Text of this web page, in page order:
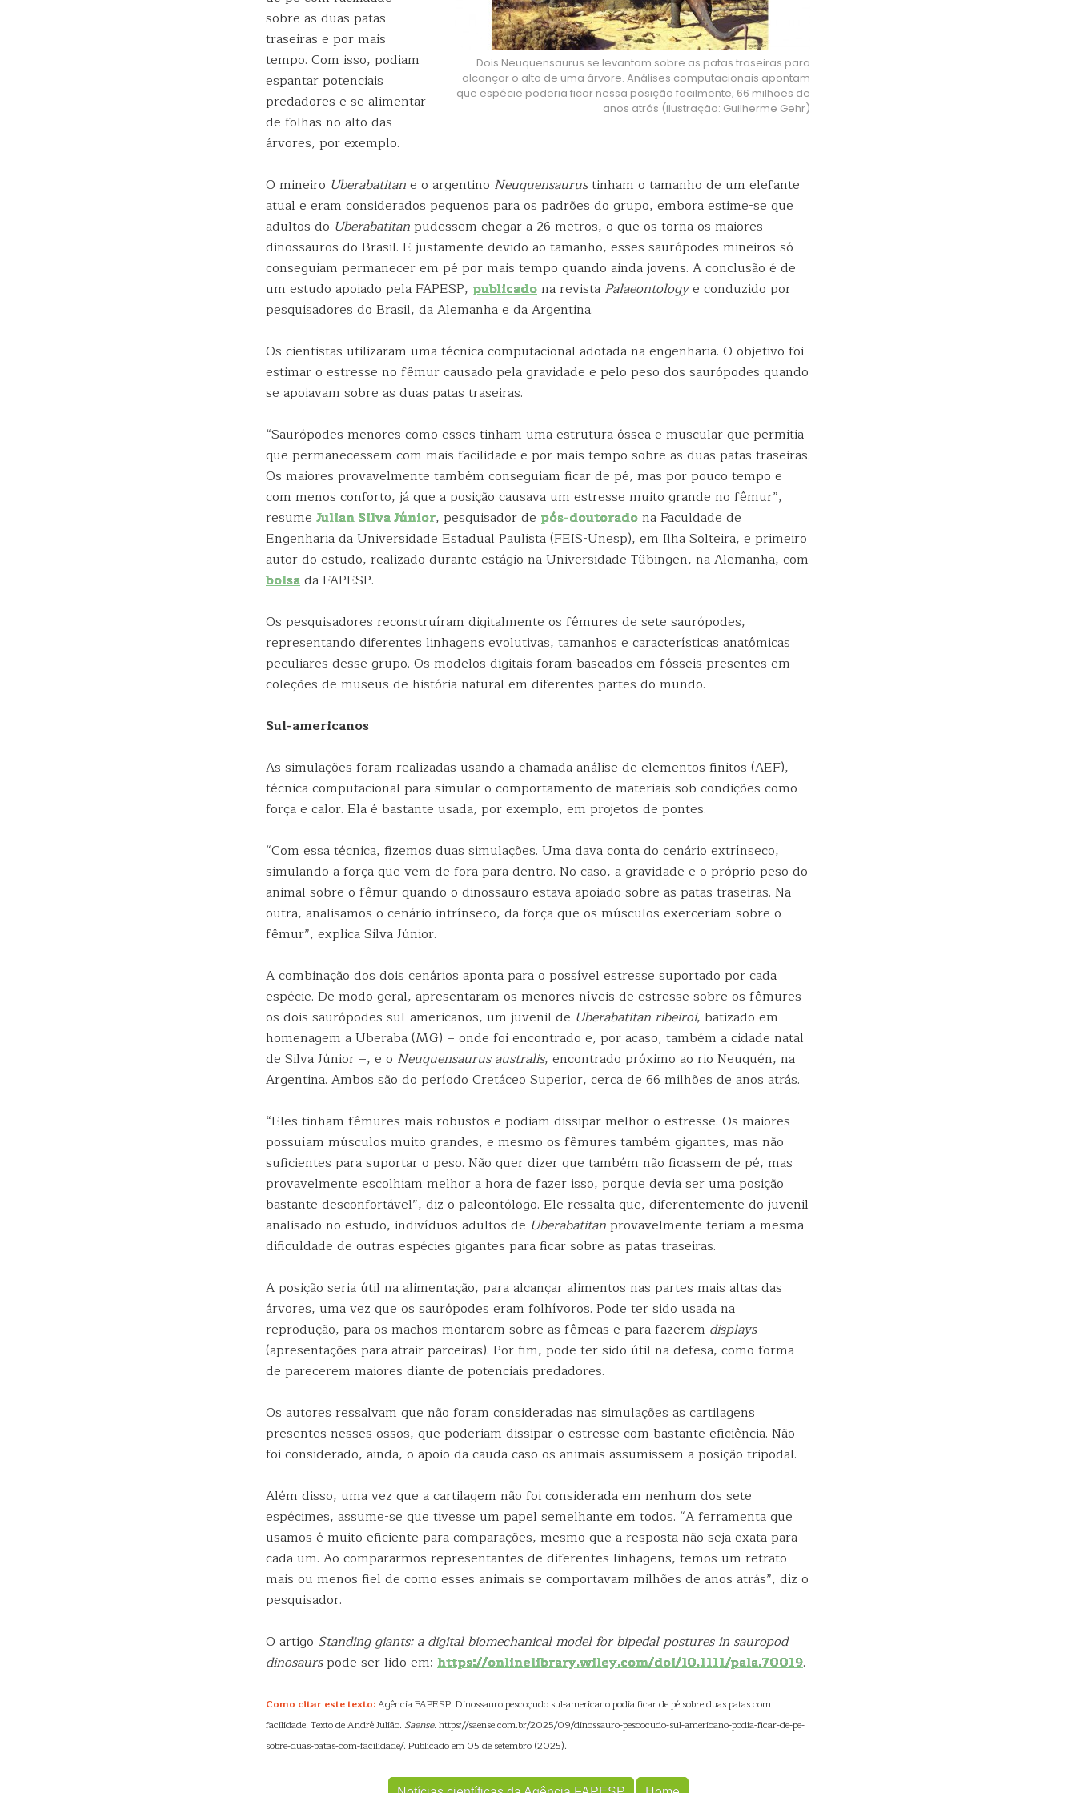
Dois Neuquensaurus se levantam sobre as patas traseiras para
alcançar o alto de uma árvore. Análises computacionais apontam
que espécie poderia ficar nessa posição facilmente, 66 milhões de
anos atrás (ilustração: Guilherme Gehr)
sobre as duas patas
traseiras e por mais
tempo. Com isso, podiam
espantar potenciais
predadores e se alimentar
de folhas no alto das
árvores, por exemplo.
O mineiro Uberabatitane o argentino Neuquensaurustinham o tamanho de um elefante
atual e eram considerados pequenos para os padrões do grupo, embora estime-se que
adultos do Uberabatitanpudessem chegar a 26 metros, o que os torna os maiores
dinossauros do Brasil. E justamente devido ao tamanho, esses saurópodes mineiros só
conseguiam permanecer em pé por mais tempo quando ainda jovens. A conclusão é de
um estudo apoiado pela FAPESP, publicadona revista Palaeontologye conduzido por
pesquisadores do Brasil, da Alemanha e da Argentina.
Os cientistas utilizaram uma técnica computacional adotada na engenharia. O objetivo foi
estimar o estresse no fêmur causado pela gravidade e pelo peso dos saurópodes quando
se apoiavam sobre as duas patas traseiras.
“Saurópodes menores como esses tinham uma estrutura óssea e muscular que permitia
que permanecessem com mais facilidade e por mais tempo sobre as duas patas traseiras.
Os maiores provavelmente também conseguiam ficar de pé, mas por pouco tempo e
com menos conforto, já que a posição causava um estresse muito grande no fêmur”,
resume Julian Silva Júnior, pesquisador de pós-doutoradona Faculdade de
Engenharia da Universidade Estadual Paulista (FEIS-Unesp), em Ilha Solteira, e primeiro
autor do estudo, realizado durante estágio na Universidade Tübingen, na Alemanha, com
bolsada FAPESP.
Os pesquisadores reconstruíram digitalmente os fêmures de sete saurópodes,
representando diferentes linhagens evolutivas, tamanhos e características anatômicas
peculiares desse grupo. Os modelos digitais foram baseados em fósseis presentes em
coleções de museus de história natural em diferentes partes do mundo.
Sul-americanos
As simulações foram realizadas usando a chamada análise de elementos finitos (AEF),
técnica computacional para simular o comportamento de materiais sob condições como
força e calor. Ela é bastante usada, por exemplo, em projetos de pontes.
“Com essa técnica, fizemos duas simulações. Uma dava conta do cenário extrínseco,
simulando a força que vem de fora para dentro. No caso, a gravidade e o próprio peso do
animal sobre o fêmur quando o dinossauro estava apoiado sobre as patas traseiras. Na
outra, analisamos o cenário intrínseco, da força que os músculos exerceriam sobre o
fêmur”, explica Silva Júnior.
A combinação dos dois cenários aponta para o possível estresse suportado por cada
espécie. De modo geral, apresentaram os menores níveis de estresse sobre os fêmures
os dois saurópodes sul-americanos, um juvenil de Uberabatitan ribeiroi, batizado em
homenagem a Uberaba (MG) – onde foi encontrado e, por acaso, também a cidade natal
de Silva Júnior –, e o Neuquensaurus australis, encontrado próximo ao rio Neuquén, na
Argentina. Ambos são do período Cretáceo Superior, cerca de 66 milhões de anos atrás.
“Eles tinham fêmures mais robustos e podiam dissipar melhor o estresse. Os maiores
possuíam músculos muito grandes, e mesmo os fêmures também gigantes, mas não
suficientes para suportar o peso. Não quer dizer que também não ficassem de pé, mas
provavelmente escolhiam melhor a hora de fazer isso, porque devia ser uma posição
bastante desconfortável”, diz o paleontólogo. Ele ressalta que, diferentemente do juvenil
analisado no estudo, indivíduos adultos de Uberabatitanprovavelmente teriam a mesma
dificuldade de outras espécies gigantes para ficar sobre as patas traseiras.
A posição seria útil na alimentação, para alcançar alimentos nas partes mais altas das
árvores, uma vez que os saurópodes eram folhívoros. Pode ter sido usada na
reprodução, para os machos montarem sobre as fêmeas e para fazerem displays
(apresentações para atrair parceiras). Por fim, pode ter sido útil na defesa, como forma
de parecerem maiores diante de potenciais predadores.
Os autores ressalvam que não foram consideradas nas simulações as cartilagens
presentes nesses ossos, que poderiam dissipar o estresse com bastante eficiência. Não
foi considerado, ainda, o apoio da cauda caso os animais assumissem a posição tripodal.
Além disso, uma vez que a cartilagem não foi considerada em nenhum dos sete
espécimes, assume-se que tivesse um papel semelhante em todos. “A ferramenta que
usamos é muito eficiente para comparações, mesmo que a resposta não seja exata para
cada um. Ao compararmos representantes de diferentes linhagens, temos um retrato
mais ou menos fiel de como esses animais se comportavam milhões de anos atrás”, diz o
pesquisador.
O artigo Standing giants: a digital biomechanical model for bipedal postures in sauropod
dinosaurspode ser lido em: https://onlinelibrary.wiley.com/doi/10.1111/pala.70019.
Como citar este texto:Agência FAPESP. Dinossauro pescoçudo sul-americano podia ficar de pé sobre duas patas com
facilidade. Texto de André Julião. Saense. https://saense.com.br/2025/09/dinossauro-pescocudo-sul-americano-podia-ficar-de-pe-
sobre-duas-patas-com-facilidade/. Publicado em 05 de setembro (2025).